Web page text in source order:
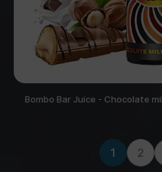
Bombo Bar Juice - Chocolate
1 2